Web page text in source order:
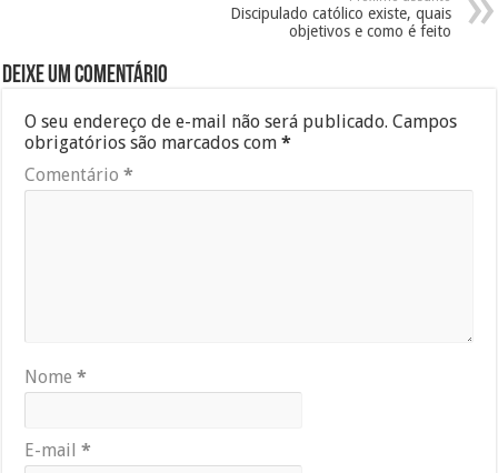
Discipulado católico existe, quais
objetivos e como é feito
Deixe um comentário
O seu endereço de e-mail não será publicado. Campos
obrigatórios são marcados com*
Comentário*
Nome*
E-mail*